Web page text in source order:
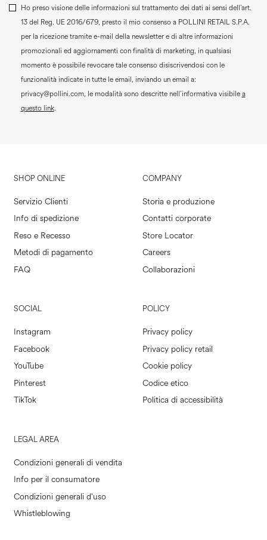
Ho preso visione delle informazioni sul trattamento dei dati ai sensi dell’art.
13 del Reg. UE 2016/679, presto il mio consenso a POLLINI RETAIL S.P.A.
per la ricezione tramite e-mail della newsletter e di altre informazioni
promozionali ed aggiornamenti con finalità di marketing, in qualsiasi
momento è possibile revocare tale consenso disiscrivendosi con le
funzionalità indicate in tutte le email, inviando un email a:
privacy@pollini.com, le modalità sono descritte nell’informativa visibilea
questo link.
SHOP ONLINE
Servizio Clienti
Info di spedizione
Reso e Recesso
Metodi di pagamento
FAQ
COMPANY
Storia e produzione
Contatti corporate
Store Locator
Careers
Collaborazioni
SOCIAL
Instagram
Facebook
YouTube
Pinterest
TikTok
POLICY
Privacy policy
Privacy policy retail
Cookie policy
Codice etico
Politica di accessibilità
LEGAL AREA
Condizioni generali di vendita
Info per il consumatore
Condizioni generali d'uso
Whistleblowing